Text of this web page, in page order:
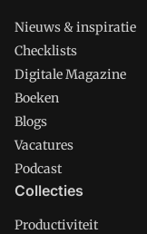
Nieuws & inspiratie
Checklists
Digitale Magazine
Boeken
Blogs
Vacatures
Podcast
Collecties
Productiviteit